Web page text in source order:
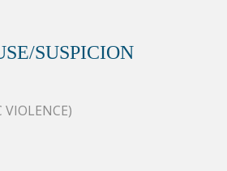
SUSPICION
VIOLENCE)